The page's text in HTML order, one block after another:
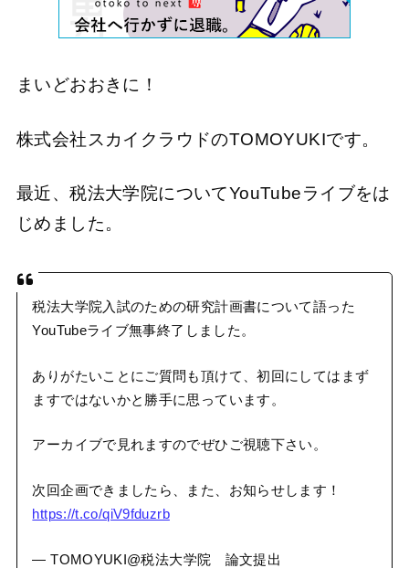
まいどおおきに！
株式会社スカイクラウドのTOMOYUKIです。
最近、税法大学院についてYouTubeライブをは
じめました。
税法大学院入試のための研究計画書について語った
YouTubeライブ無事終了しました。
ありがたいことにご質問も頂けて、初回にしてはまず
ますではないかと勝手に思っています。
アーカイブで見れますのでぜひご視聴下さい。
次回企画できましたら、また、お知らせします！
https://t.co/qiV9fduzrb
— TOMOYUKI@税法大学院 論文提出